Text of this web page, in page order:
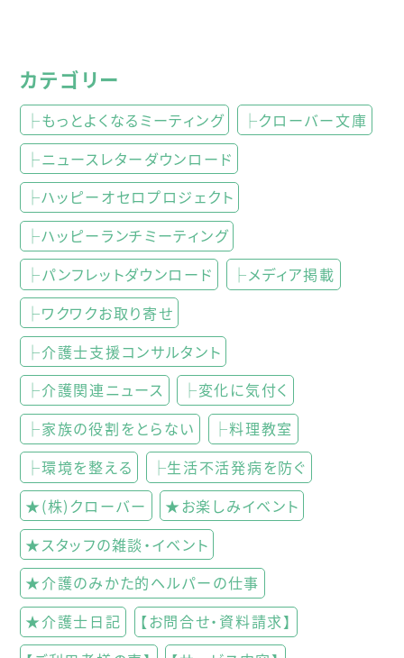
カテゴリー
├もっとよくなるミーティング
├クローバー文庫
├ニュースレターダウンロード
├ハッピーオセロプロジェクト
├ハッピーランチミーティング
├パンフレットダウンロード
├メディア掲載
├ワクワクお取り寄せ
├介護士支援コンサルタント
├介護関連ニュース
├変化に気付く
├家族の役割をとらない
├料理教室
├環境を整える
├生活不活発病を防ぐ
★(株)クローバー
★お楽しみイベント
★スタッフの雑談・イベント
★介護のみかた的ヘルパーの仕事
★介護士日記
【お問合せ・資料請求】